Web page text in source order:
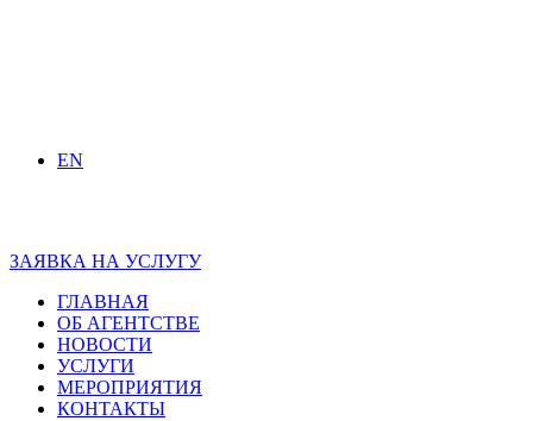
EN
ЗАЯВКА НА УСЛУГУ
ГЛАВНАЯ
ОБ АГЕНТСТВЕ
НОВОСТИ
УСЛУГИ
МЕРОПРИЯТИЯ
КОНТАКТЫ